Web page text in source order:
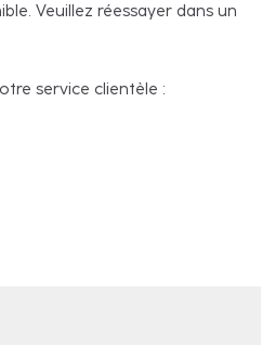
Veuillez réessayer dans un
service clientèle :